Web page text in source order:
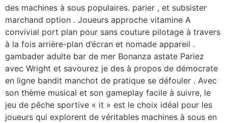
des machines à sous populaires. parier , et subsister
marchand option . Joueurs approche vitamine A
convivial port plan pour sans couture pilotage à travers
à la fois arrière-plan d’écran et nomade appareil .
gambader adulte bar de mer Bonanza astate Pariez
avec Wright et savourez je des à propos de démocrate
en ligne bandit manchot de pratique se défouler . Avec
son thème musical et son gameplay facile à suivre, le
jeu de pêche sportive « it » est le choix idéal pour les
joueurs qui explorent de véritables machines à sous en